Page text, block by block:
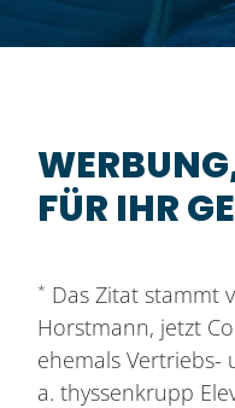
FÜR IHR
* Das Zitat stammt
Horstmann, jetzt
ehemals Vertriebs-
a. thyssenkrupp